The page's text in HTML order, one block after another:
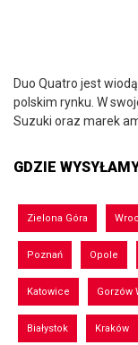
Duo Quatro jest
polskim rynku. W
Suzuki oraz marek
GDZIE
Zielona Góra
Poznań Opole
Katowice Gorzów
Białystok Kraków